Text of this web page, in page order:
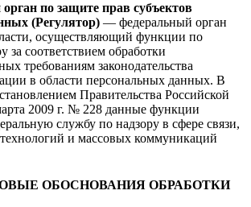
по защите прав субъектов
(Регулятор) — федеральный орган
осуществляющий функции по
за соответствием обработки
требованиям законодательства
в области персональных данных. В
Правительства Российской
2009 г. № 228 данные функции
службу по надзору в сфере связи,
и массовых коммуникаций
ОБОСНОВАНИЯ ОБРАБОТКИ